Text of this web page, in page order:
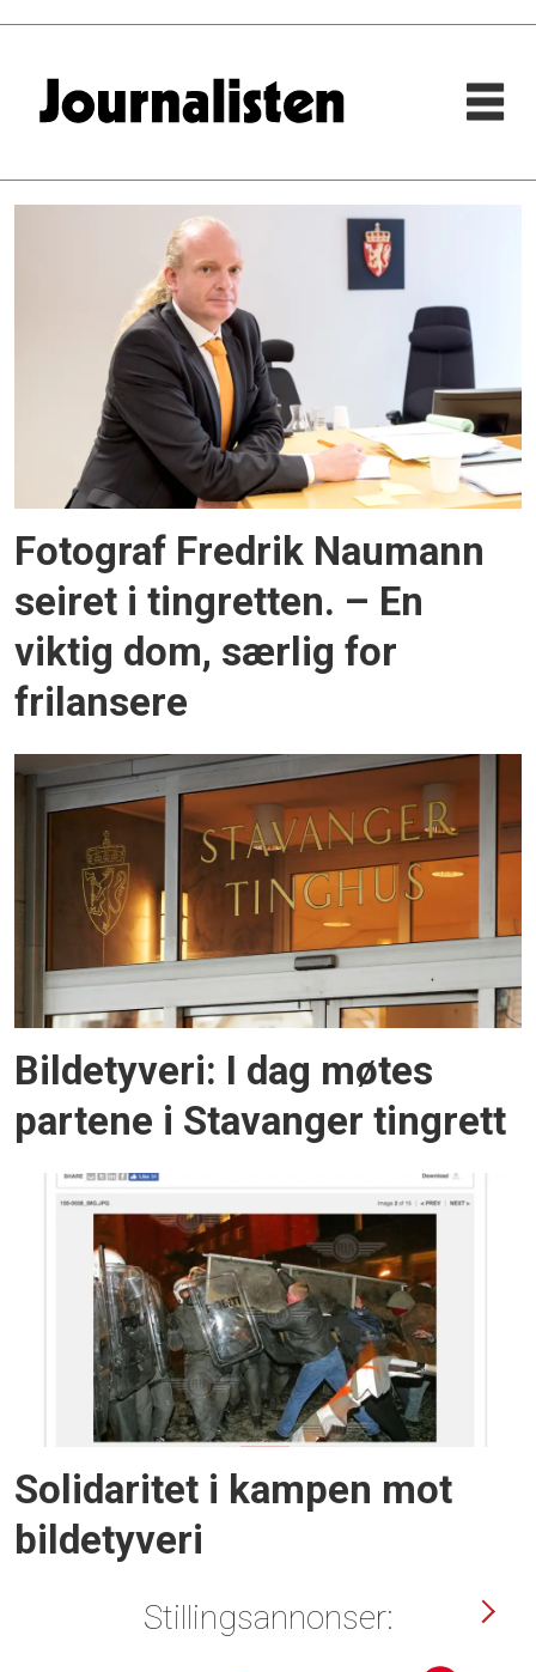
features
Fotograf Fredrik Naumann
seiret i tingretten. – En
viktig dom, særlig for
frilansere
Bildetyveri: I dag møtes
partene i Stavanger tingrett
Solidaritet i kampen mot
bildetyveri
Stillingsannonser: